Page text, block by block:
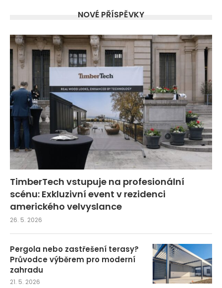
NOVÉ PŘÍSPĚVKY
TimberTech vstupuje na profesionální
scénu: Exkluzivní event v rezidenci
amerického velvyslance
26. 5. 2026
Pergola nebo zastřešení terasy?
Průvodce výběrem pro moderní
zahradu
21. 5. 2026